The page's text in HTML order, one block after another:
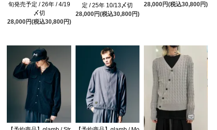
旬発売予定 / 26年 / 4/19
〆切
28,000円(税込30,800円)
定 / 25年 10/13〆切
28,000円(税込30,800円)
28,000円(税込30,800円)